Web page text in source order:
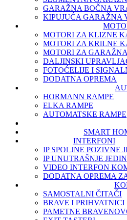
GARAŽNA BOČNA
KIPUJUĆA GARAŽNA
MOTORI ZA KLIZNE
MOTORI ZA KRILNE
MOTORI ZA
DALJINSKI
FOTOĆELIJE I
DODATNA OPREMA
HORMANN RAMPE
ELKA RAMPE
AUTOMATSKE RAMPE
SMART
INTERFONI
IP SPOLJNE POZIVNE
IP UNUTRAŠNJE
VIDEO INTERFON
DODATNA OPREMA
SAMOSTALNI ČITAČI
BRAVE I PRIHVATNICI
PAMETNE BRAVE